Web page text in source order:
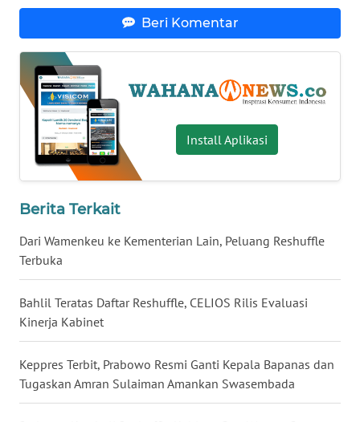
Beri Komentar
Install Aplikasi
Berita Terkait
Dari Wamenkeu ke Kementerian Lain, Peluang Reshuffle
Terbuka
Bahlil Teratas Daftar Reshuffle, CELIOS Rilis Evaluasi
Kinerja Kabinet
Keppres Terbit, Prabowo Resmi Ganti Kepala Bapanas dan
Tugaskan Amran Sulaiman Amankan Swasembada
NUSANTARA
WN
JOGJA
WN
JATIM
BALI
WN
WN
KALTENG
WN
KALTARA